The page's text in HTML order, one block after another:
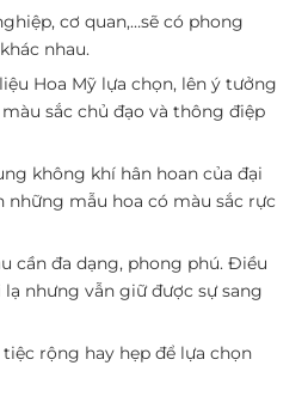
cơ quan,…sẽ có phong
nhau.
Hoa Mỹ lựa chọn, lên ý tưởng
sắc chủ đạo và thông điệp
không khí hân hoan của đại
những mẫu hoa có màu sắc rực
cần đa dạng, phong phú. Điều
nhưng vẫn giữ được sự sang
rộng hay hẹp để lựa chọn